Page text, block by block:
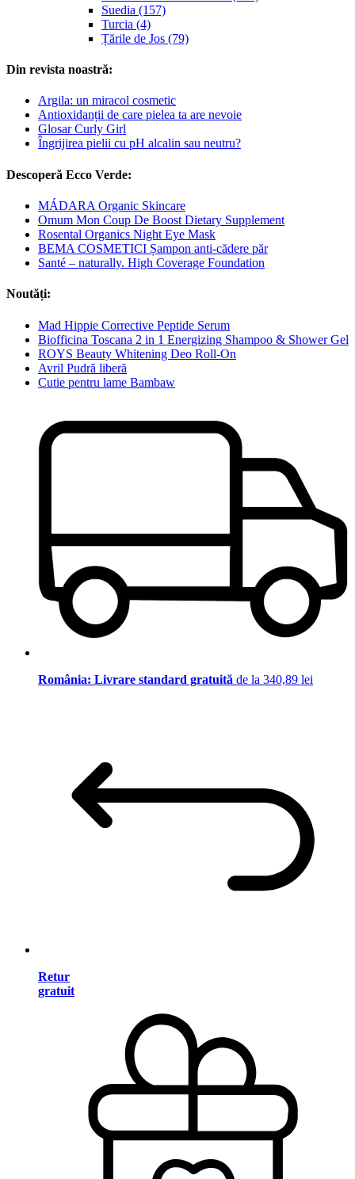
Suedia (157)
Turcia (4)
Țările de Jos (79)
Din revista noastră:
Argila: un miracol cosmetic
Antioxidanții de care pielea ta are nevoie
Glosar Curly Girl
Îngrijirea pielii cu pH alcalin sau neutru?
Descoperă Ecco Verde:
MÁDARA Organic Skincare
Omum Mon Coup De Boost Dietary Supplement
Rosental Organics Night Eye Mask
BEMA COSMETICI Șampon anti-cădere păr
Santé – naturally. High Coverage Foundation
Noutăți:
Mad Hippie Corrective Peptide Serum
Biofficina Toscana 2 in 1 Energizing Shampoo & Shower Gel
ROYS Beauty Whitening Deo Roll-On
Avril Pudră liberă
Cutie pentru lame Bambaw
România: Livrare standard gratuită de la 340,89 lei
Retur
gratuit